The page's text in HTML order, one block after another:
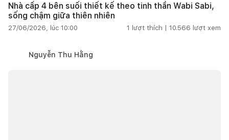
Nhà cấp 4 bên suối thiết kế theo tinh thần Wabi Sabi,
sống chậm giữa thiên nhiên
27/06/2026, lúc 10:00 1 lượt thích | 10.566 lượt xem
Nguyễn Thu Hằng